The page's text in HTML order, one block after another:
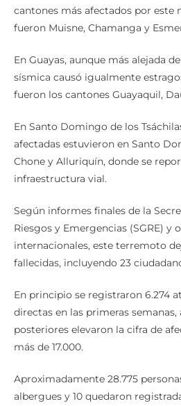
cantones más afectados por
fueron Muisne, Chamanga y
En Guayas, aunque más alejada
sísmica causó igualmente
fueron los cantones Guayaquil,
En Santo Domingo de los
afectadas estuvieron en Santo
Chone y Alluriquín, donde se
infraestructura vial.
Según informes finales de la
Riesgos y Emergencias (SGRE) y
internacionales, este terremoto
fallecidas, incluyendo 23
En principio se registraron 6.274
directas en las primeras
posteriores elevaron la cifra de
más de 17.000.
Aproximadamente 28.775
albergues y 10 quedaron